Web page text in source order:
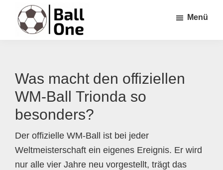
Inhalt
springen
Seitenspalte
springen
Fußzeile
springen
Menü
Was macht den offiziellen
WM-Ball Trionda so
besonders?
Der offizielle WM-Ball ist bei jeder
Weltmeisterschaft ein eigenes Ereignis. Er wird
nur alle vier Jahre neu vorgestellt, trägt das